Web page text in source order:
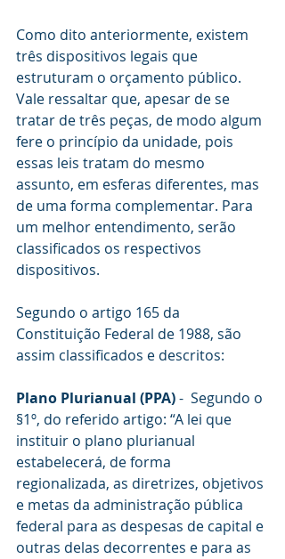
Como dito anteriormente, existem
três dispositivos legais que
estruturam o orçamento público.
Vale ressaltar que, apesar de se
tratar de três peças, de modo algum
fere o princípio da unidade, pois
essas leis tratam do mesmo
assunto, em esferas diferentes, mas
de uma forma complementar. Para
um melhor entendimento, serão
classificados os respectivos
dispositivos.
Segundo o artigo 165 da
Constituição Federal de 1988, são
assim classificados e descritos:
Plano Plurianual (PPA) -  Segundo o
§1º, do referido artigo: “A lei que
instituir o plano plurianual
estabelecerá, de forma
regionalizada, as diretrizes, objetivos
e metas da administração pública
federal para as despesas de capital e
outras delas decorrentes e para as